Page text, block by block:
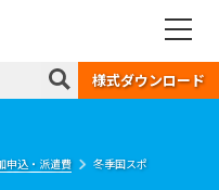
法人 佐賀県スポーツ協会
様式ダウンロード
申込・派遣費 冬季国スポ